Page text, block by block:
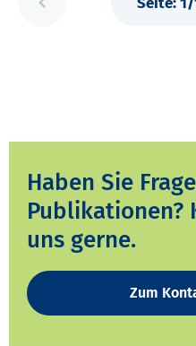
Haben Sie
Publikationen?
uns gerne.
Zum